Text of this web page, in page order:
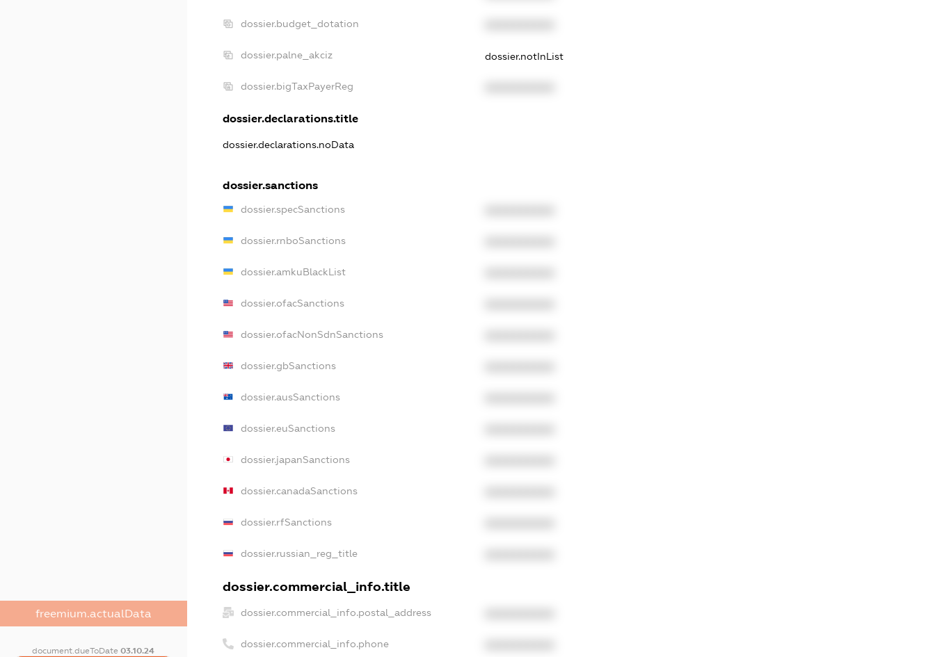
freemium.actualData
document.dueToDate03.10.24
dossier.budget_dotation
dossier.palne_akciz dossier.notInList
dossier.bigTaxPayerReg
dossier.declarations.title
dossier.declarations.noData
dossier.sanctions
dossier.specSanctions
dossier.rnboSanctions
dossier.amkuBlackList
dossier.ofacSanctions
dossier.ofacNonSdnSanctions
dossier.gbSanctions
dossier.ausSanctions
dossier.euSanctions
dossier.japanSanctions
dossier.canadaSanctions
dossier.rfSanctions
dossier.russian_reg_title
dossier.commercial_info.title
dossier.commercial_info.postal_address
dossier.commercial_info.phone